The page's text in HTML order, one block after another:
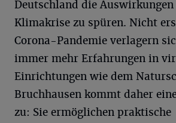
Deutschland die
Klimakrise zu spüren. Nicht
Corona-Pandemie verlagern
immer mehr Erfahrungen in
Einrichtungen wie dem
Bruchhausen kommt daher
zu: Sie ermöglichen praktische